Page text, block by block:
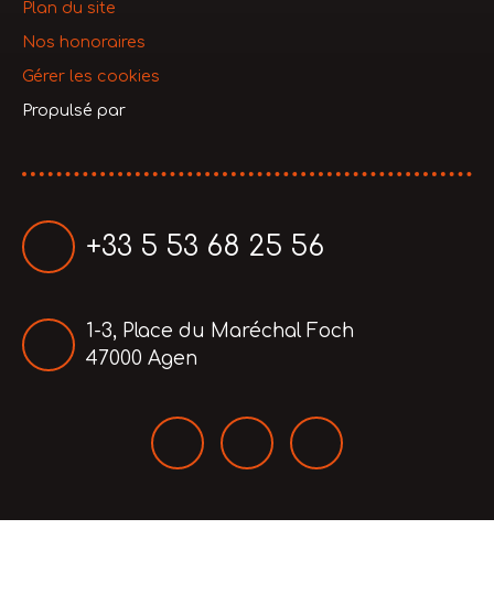
Plan du site
Nos honoraires
Gérer les cookies
Propulsé par
+33 5 53 68 25 56
1-3, Place du Maréchal Foch
47000 Agen